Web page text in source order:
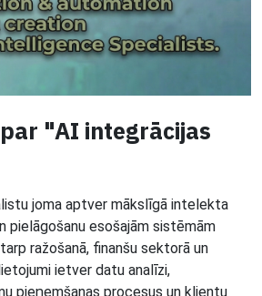
"AI integrācijas
joma aptver mākslīgā intelekta
pielāgošanu esošajām sistēmām
ražošanā, finanšu sektorā un
ietver datu analīzi,
pieņemšanas procesus un klientu